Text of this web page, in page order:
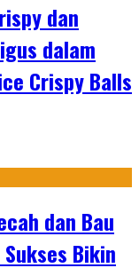
dan
dalam
Crispy Balls
dan Bau
Bikin